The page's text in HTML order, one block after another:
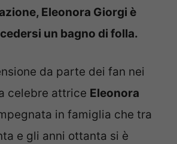
Eleonora Giorgi è
un bagno di folla.
da parte dei fan nei
celebre attrice Eleonora
in famiglia che tra
e gli anni ottanta si è